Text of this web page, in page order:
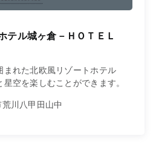
テル城ヶ倉－ＨＯＴＥＬ
まれた北欧風リゾートホテル
空を楽しむことができます。
川八甲田山中